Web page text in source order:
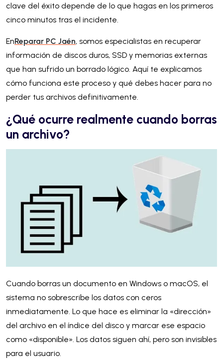
clave del éxito depende de lo que hagas en los primeros
cinco minutos tras el incidente.
EnReparar PC Jaén, somos especialistas en recuperar
información de discos duros, SSD y memorias externas
que han sufrido un borrado lógico. Aquí te explicamos
cómo funciona este proceso y qué debes hacer para no
perder tus archivos definitivamente.
¿Qué ocurre realmente cuando borras
un archivo?
Cuando borras un documento en Windows o macOS, el
sistema no sobrescribe los datos con ceros
inmediatamente. Lo que hace es eliminar la «dirección»
del archivo en el índice del disco y marcar ese espacio
como «disponible». Los datos siguen ahí, pero son invisibles
para el usuario.